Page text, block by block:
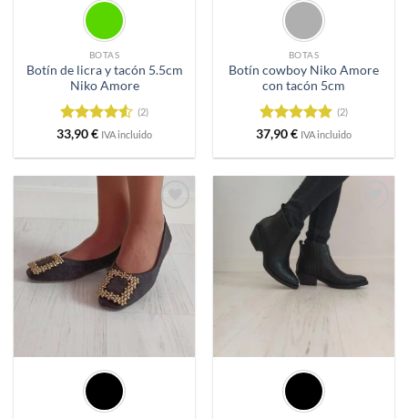
BOTAS
Botín de licra y tacón 5.5cm
Niko Amore
Valorado
de 5
(2)
33,90€ IVA incluido
BOTAS
Botín cowboy Niko Amore
con tacón 5cm
Valorado
(2)
37,90€ IVA incluido
Añadir
a
deseos